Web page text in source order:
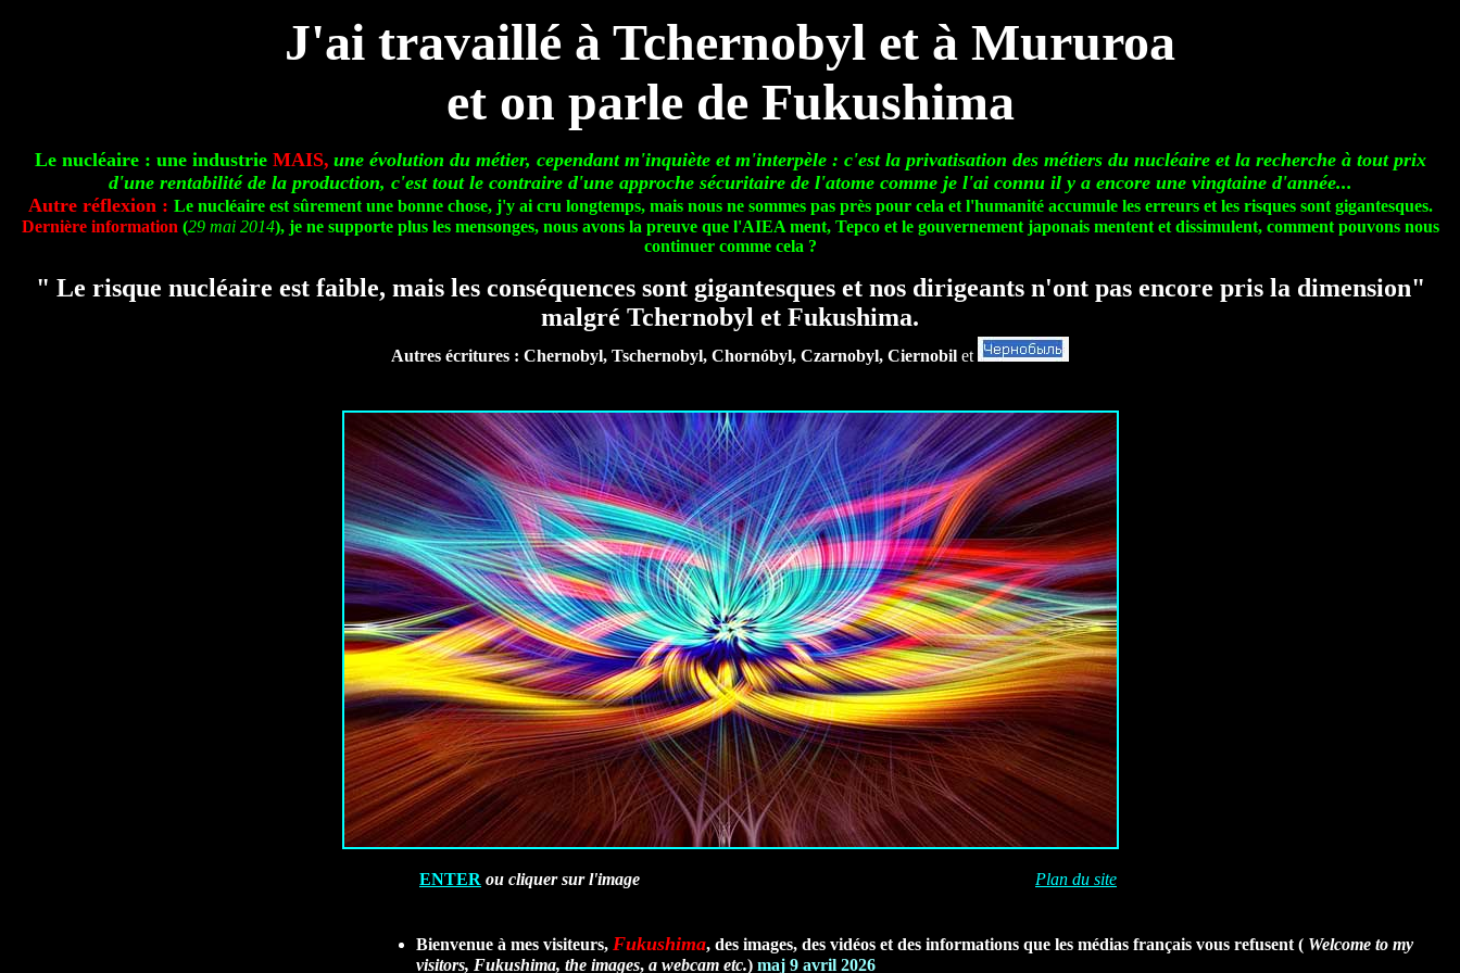
J'ai travaillé à Tchernobyl et à Mururoa
et on parle de Fukushima
Le nucléaire : une industrie MAIS, une évolution du métier, cependant m'inquiète et m'interpèle : c'est la privatisation des métiers du nucléaire et la recherche à tout prix
d'une rentabilité de la production, c'est tout le contraire d'une approche sécuritaire de l'atome comme je l'ai connu il y a encore une vingtaine d'année...
Autre réflexion : Le nucléaire est sûrement une bonne chose, j'y ai cru longtemps, mais nous ne sommes pas près pour cela et l'humanité accumule les erreurs et les risques sont gigantesques.
Dernière information (29 mai 2014), je ne supporte plus les mensonges, nous avons la preuve que l'AIEA ment, Tepco et le gouvernement japonais mentent et dissimulent, comment pouvons nous
continuer comme cela ?
" Le risque nucléaire est faible, mais les conséquences sont gigantesques et nos dirigeants n'ont pas encore pris la dimension"
malgré Tchernobyl et Fukushima.
Autres écritures : Chernobyl, Tschernobyl, Chornóbyl, Czarnobyl, Ciernobil et
ENTER ou cliquer sur l'image Plan du site
Bienvenue à mes visiteurs, Fukushima, des images, des vidéos et des informations que les médias français vous refusent ( Welcome to my
visitors, Fukushima, the images, a webcam etc.) maj 9 avril 2026